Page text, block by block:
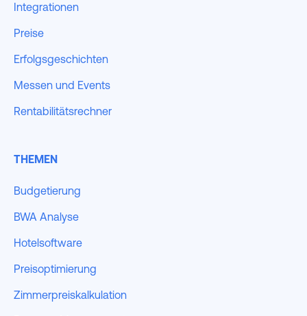
Integrationen
Preise
Erfolgsgeschichten
Messen und Events
Rentabilitätsrechner
THEMEN
Budgetierung
BWA Analyse
Hotelsoftware
Preisoptimierung
Zimmerpreiskalkulation